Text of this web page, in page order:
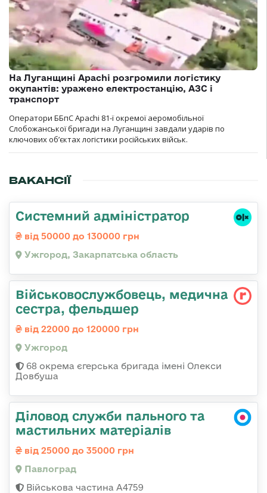
На Луганщині Apachi розгромили логістику
окупантів: уражено електростанцію, АЗС і
транспорт
Оператори ББпС Apachi 81-ї окремої аеромобільної
Слобожанської бригади на Луганщині завдали ударів по
ключових об’єктах логістики російських військ.
ВАКАНСІЇ
Системний адміністратор
від 50000 до 130000 грн
Ужгород, Закарпатська область
Військовослужбовець, медична
сестра, фельдшер
від 22000 до 120000 грн
Ужгород
68 окрема єгерська бригада імені Олекси
Довбуша
Діловод служби пального та
мастильних матеріалів
від 25000 до 35000 грн
Павлоград
Військова частина А4759